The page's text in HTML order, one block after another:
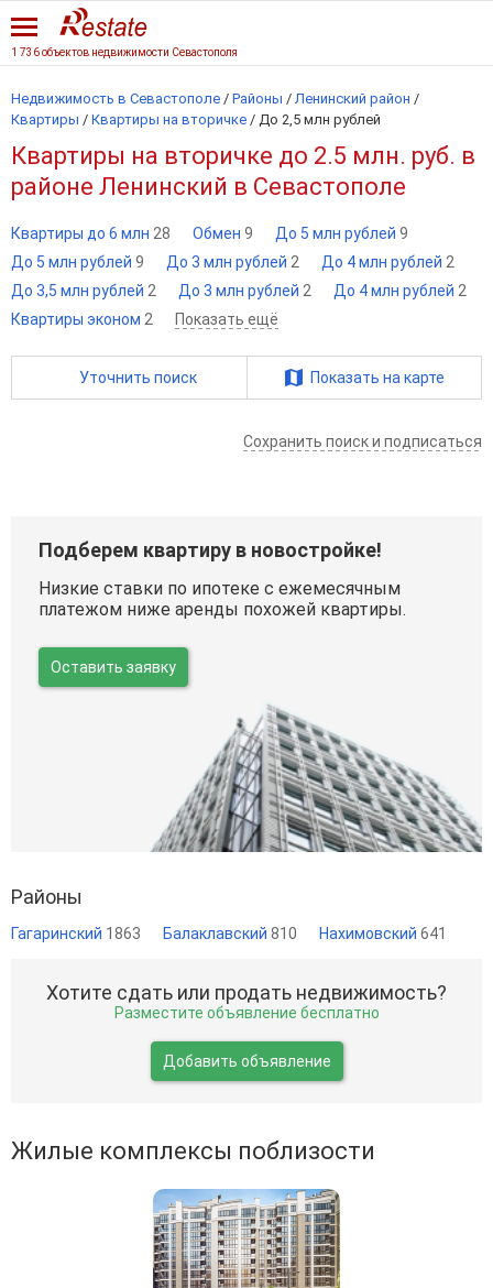
1 736 объектов недвижимости Севастополя
Недвижимость в Севастополе / Районы / Ленинский район /
Квартиры / Квартиры на вторичке / До 2,5 млн рублей
Квартиры на вторичке до 2.5 млн. руб. в
районе Ленинский в Севастополе
Квартиры до 6 млн 28 Обмен 9 До 5 млн рублей 9
До 5 млн рублей 9 До 3 млн рублей 2 До 4 млн рублей 2
До 3,5 млн рублей 2 До 3 млн рублей 2 До 4 млн рублей 2
Квартиры эконом 2 Показать ещё
Уточнить поиск Показать на карте
Сохранить поиск и подписаться
Подберем квартиру в новостройке!
Низкие ставки по ипотеке с ежемесячным
платежом ниже аренды похожей квартиры.
Оставить заявку
Районы
Гагаринский 1863 Балаклавский 810 Нахимовский 641
Хотите сдать или продать недвижимость?
Разместите объявление бесплатно
Добавить объявление
Жилые комплексы поблизости